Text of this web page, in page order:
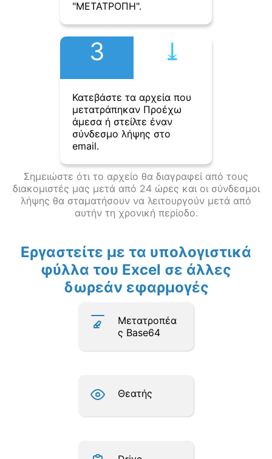
"ΜΕΤΑΤΡΟΠΗ".
3 ⤓︎
Κατεβάστε τα αρχεία που
μετατράπηκαν Προέχω
άμεσα ή στείλτε έναν
σύνδεσμο λήψης στο
email.
Σημειώστε ότι το αρχείο θα διαγραφεί από τους
διακομιστές μας μετά από 24 ώρες και οι σύνδεσμοι
λήψης θα σταματήσουν να λειτουργούν μετά από
αυτήν τη χρονική περίοδο.
Εργαστείτε με τα υπολογιστικά
φύλλα του Excel σε άλλες
δωρεάν εφαρμογές
Μετατροπέα
ς Base64
Θεατής